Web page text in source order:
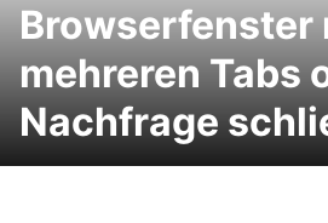
Browserfenster
mehreren Tabs
Nachfrage